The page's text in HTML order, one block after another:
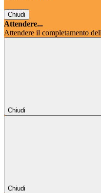
Chiudi
Attendere...
Attendere il completamento
Chiudi
Chiudi